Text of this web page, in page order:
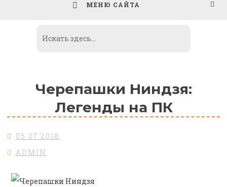
МЕНЮ САЙТА
Черепашки Ниндзя:
Легенды на ПК
05.07.2018
ADMIN